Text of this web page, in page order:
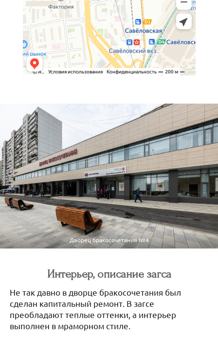
Дворец бракосочетания №4
Интерьер, описание загса
Не так давно в дворце бракосочетания был
сделан капитальный ремонт. В загсе
преобладают теплые оттенки, а интерьер
выполнен в мраморном стиле.